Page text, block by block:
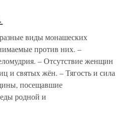
виды монашеских
против них. –
– Отсутствие женщин
и святых жён. – Тягость и сила
посещавшие
родной и